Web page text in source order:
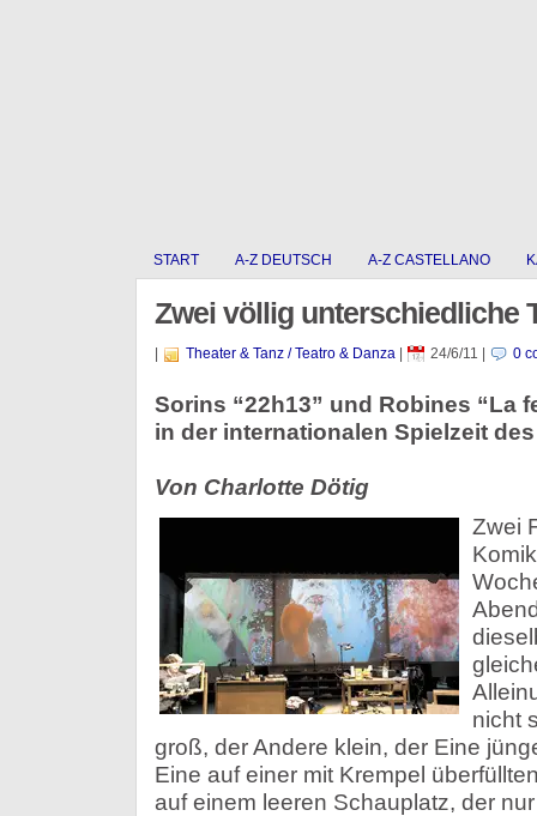
START A-Z DEUTSCH A-Z CASTELLANO
Zwei völlig unterschiedliche
Theater & Tanz / Teatro & Danza| 24/6/11 0
Sorins “22h13” und Robines “La
in der internationalen Spielzeit
Von Charlotte Dötig
Zwei
nicht
groß, der Andere klein, der Eine
Eine auf einer mit Krempel
auf einem leeren Schauplatz, der